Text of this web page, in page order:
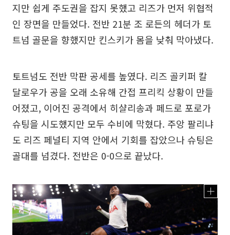
지만 쉽게 주도권을 잡지 못했고 리즈가 먼저 위협적
인 장면을 만들었다. 전반 21분 조 로든의 헤더가 토
트넘 골문을 향했지만 킨스키가 몸을 낮춰 막아냈다.
토트넘도 전반 막판 공세를 높였다. 리즈 골키퍼 칼
달로우가 공을 오래 소유해 간접 프리킥 상황이 만들
어졌고, 이어진 공격에서 히샬리송과 페드로 포로가
슈팅을 시도했지만 모두 수비에 막혔다. 주앙 팔리냐
도 리즈 페널티 지역 안에서 기회를 잡았으나 슈팅은
골대를 넘겼다. 전반은 0-0으로 끝났다.